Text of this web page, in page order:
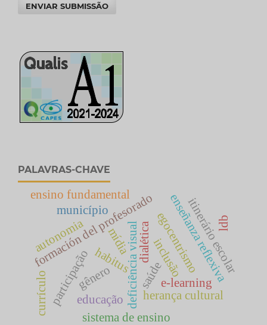
ENVIAR SUBMISSÃO
PALAVRAS-CHAVE
educaçãodeficiência visual inclusão
e-learning
formación del profesoradoenseñanza reflexiva
habitus
herança cultural
itinerário escolar
ensino fundamental
saúde
participação
dialéticaegocentrismo
sistema de ensino
município
autonomia
currículo
ldb
gênero
mídia